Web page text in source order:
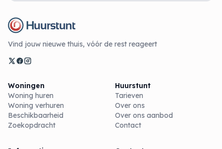
Vind jouw nieuwe thuis, vóór de rest reageert
Woningen
Woning huren
Woning verhuren
Beschikbaarheid
Zoekopdracht
Huurstunt
Tarieven
Over ons
Over ons aanbod
Contact